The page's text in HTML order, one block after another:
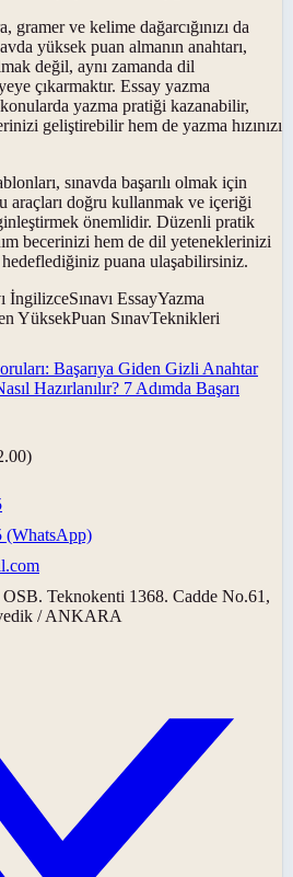
gramer ve kelime dağarcığınızı da
yüksek puan almanın anahtarı,
değil, aynı zamanda dil
çıkarmaktır. Essay yazma
konularda yazma pratiği kazanabilir,
geliştirebilir hem de yazma hızınızı
sınavda başarılı olmak için
araçları doğru kullanmak ve içeriği
önemlidir. Düzenli pratik
becerinizi hem de dil yeteneklerinizi
hedeflediğiniz puana ulaşabilirsiniz.
İngilizceSınavı EssayYazma
YüksekPuan SınavTeknikleri
Başarıya Giden Gizli Anahtar
Hazırlanılır? 7 Adımda Başarı
(WhatsApp)
Teknokenti 1368. Cadde No.61,
/ ANKARA